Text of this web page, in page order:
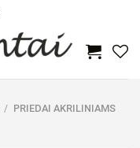
/ PRIEDAI AKRILINIAMS